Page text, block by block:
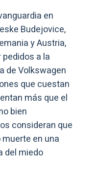
en
Budejovice,
y Austria,
a la
de Volkswagen
que cuestan
más que el
bien
consideran que
en una
del miedo